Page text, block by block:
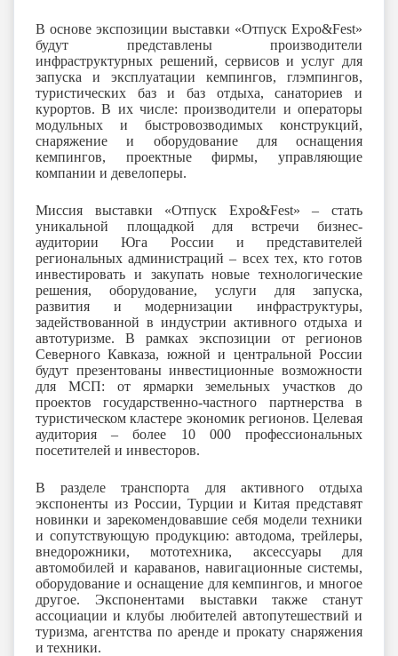
В основе экспозиции выставки «Отпуск Expo&Fest»
будут представлены производители
инфраструктурных решений, сервисов и услуг для
запуска и эксплуатации кемпингов, глэмпингов,
туристических баз и баз отдыха, санаториев и
курортов. В их числе: производители и операторы
модульных и быстровозводимых конструкций,
снаряжение и оборудование для оснащения
кемпингов, проектные фирмы, управляющие
компании и девелоперы.
Миссия выставки «Отпуск Expo&Fest» – стать
уникальной площадкой для встречи бизнес-
аудитории Юга России и представителей
региональных администраций – всех тех, кто готов
инвестировать и закупать новые технологические
решения, оборудование, услуги для запуска,
развития и модернизации инфраструктуры,
задействованной в индустрии активного отдыха и
автотуризме. В рамках экспозиции от регионов
Северного Кавказа, южной и центральной России
будут презентованы инвестиционные возможности
для МСП: от ярмарки земельных участков до
проектов государственно-частного партнерства в
туристическом кластере экономик регионов. Целевая
аудитория – более 10 000 профессиональных
посетителей и инвесторов.
В разделе транспорта для активного отдыха
экспоненты из России, Турции и Китая представят
новинки и зарекомендовавшие себя модели техники
и сопутствующую продукцию: автодома, трейлеры,
внедорожники, мототехника, аксессуары для
автомобилей и караванов, навигационные системы,
оборудование и оснащение для кемпингов, и многое
другое. Экспонентами выставки также станут
ассоциации и клубы любителей автопутешествий и
туризма, агентства по аренде и прокату снаряжения
и техники.